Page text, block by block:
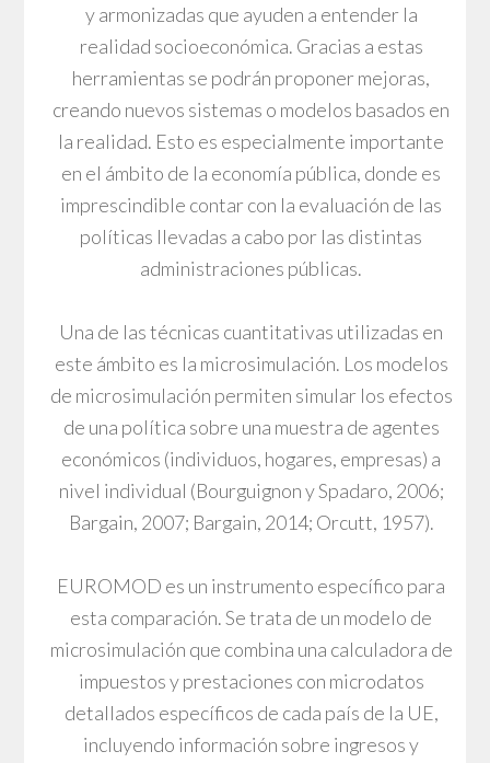
y armonizadas que ayuden a entender la
realidad socioeconómica. Gracias a estas
herramientas se podrán proponer mejoras,
creando nuevos sistemas o modelos basados en
la realidad. Esto es especialmente importante
en el ámbito de la economía pública, donde es
imprescindible contar con la evaluación de las
políticas llevadas a cabo por las distintas
administraciones públicas.
Una de las técnicas cuantitativas utilizadas en
este ámbito es la microsimulación. Los modelos
de microsimulación permiten simular los efectos
de una política sobre una muestra de agentes
económicos (individuos, hogares, empresas) a
nivel individual (Bourguignon y Spadaro, 2006;
Bargain, 2007; Bargain, 2014; Orcutt, 1957).
EUROMOD es un instrumento específico para
esta comparación. Se trata de un modelo de
microsimulación que combina una calculadora de
impuestos y prestaciones con microdatos
detallados específicos de cada país de la UE,
incluyendo información sobre ingresos y